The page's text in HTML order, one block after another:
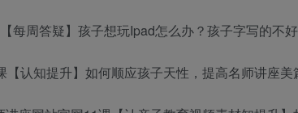
每周答疑】孩子想玩Ipad怎么办？孩子字写的不
【认知提升】如何顺应孩子天性，提高名师讲座美